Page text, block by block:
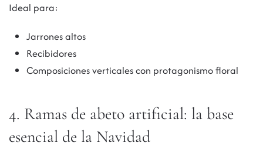
Ideal para:
Jarrones altos
Recibidores
Composiciones verticales con protagonismo floral
4. Ramas de abeto artificial: la base
esencial de la Navidad